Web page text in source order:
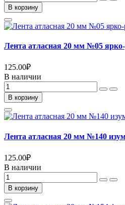
В корзину
Лента атласная 20 мм №05
125.00₽
В наличии
В корзину
Лента атласная 20 мм №140
125.00₽
В наличии
В корзину